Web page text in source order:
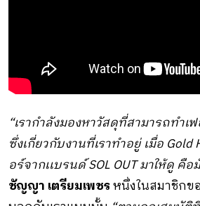
“เรากำลังมองหาวัสดุที่สามารถทำเ
ซึ่งเกี่ยวกับงานที่เราทำอยู่ เมื่อ Gold
อร์จากเเบรนด์ SOL OUT มาให้ดู คือ
ชัญญา เตรียมเพชรหนึ่งในสมาชิกขอ